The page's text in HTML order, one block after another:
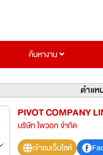
ค้นหางาน
ตำแ
PIVOT COMPANY
บริษัท ไพวอท จำกัด
เข้าชมเว็บไซต์